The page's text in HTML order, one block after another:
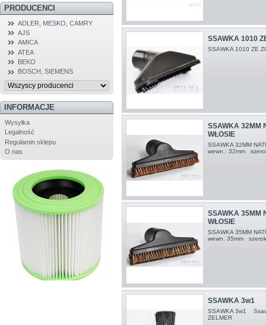
PRODUCENCI
ADLER, MESKO, CAMRY
AJS
AMICA
ATEA
BEKO
BOSCH, SIEMENS
INFORMACJE
Wysyłka
Legalność
Regulamin sklepu
O nas
SSAWKA 1010
SSAWKA 1010 ZE
SSAWKA 32MM
WŁOSIE
SSAWKA 32MM
wewn.: 32mm
SSAWKA 35MM
WŁOSIE
SSAWKA 35MM
wewn. 35mm
SSAWKA 3w1
SSAWKA 3w1
ZELMER